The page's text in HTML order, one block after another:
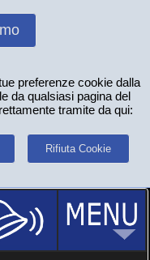
preferenze cookie dalla
da qualsiasi pagina del
tramite da qui:
Rifiuta Cookie